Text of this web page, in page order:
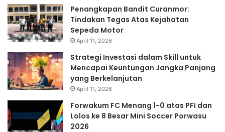
Penangkapan Bandit Curanmor:
Tindakan Tegas Atas Kejahatan
Sepeda Motor
April 11, 2026
Strategi Investasi dalam Skill untuk
Mencapai Keuntungan Jangka Panjang
yang Berkelanjutan
April 11, 2026
Forwakum FC Menang 1-0 atas PFI dan
Lolos ke 8 Besar Mini Soccer Porwasu
2026